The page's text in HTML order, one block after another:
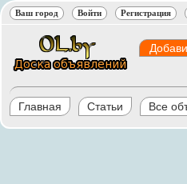
Ваш город Войти Регистрация
Главная Статьи Все